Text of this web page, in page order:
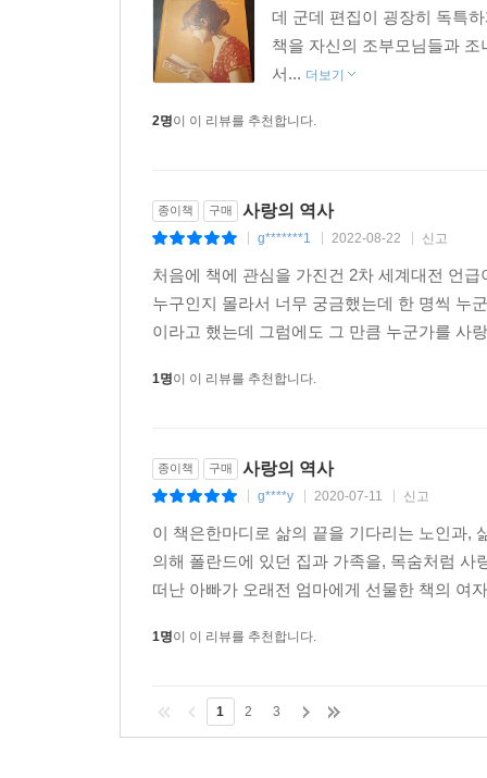
데 군데 편집이 굉장히 독특
책을 자신의 조부모님들과
서... 더보기
2명이 이 리뷰를 추천합니다.
종이책 구매 사랑의 역사
g*******1 2022-08-22 신고
처음에 책에 관심을 가진건 2차 세계대전 언
누구인지 몰라서 너무 궁금했는데 한 명씩 누
이라고 했는데 그럼에도 그 만큼 누군가를 사
1명이 이 리뷰를 추천합니다.
종이책 구매 사랑의 역사
g****y 2020-07-11 신고
이 책은한마디로 삶의 끝을 기다리는 노인과,
의해 폴란드에 있던 집과 가족을, 목숨처럼
떠난 아빠가 오래전 엄마에게 선물한 책의 여
1명이 이 리뷰를 추천합니다.
1 2 3